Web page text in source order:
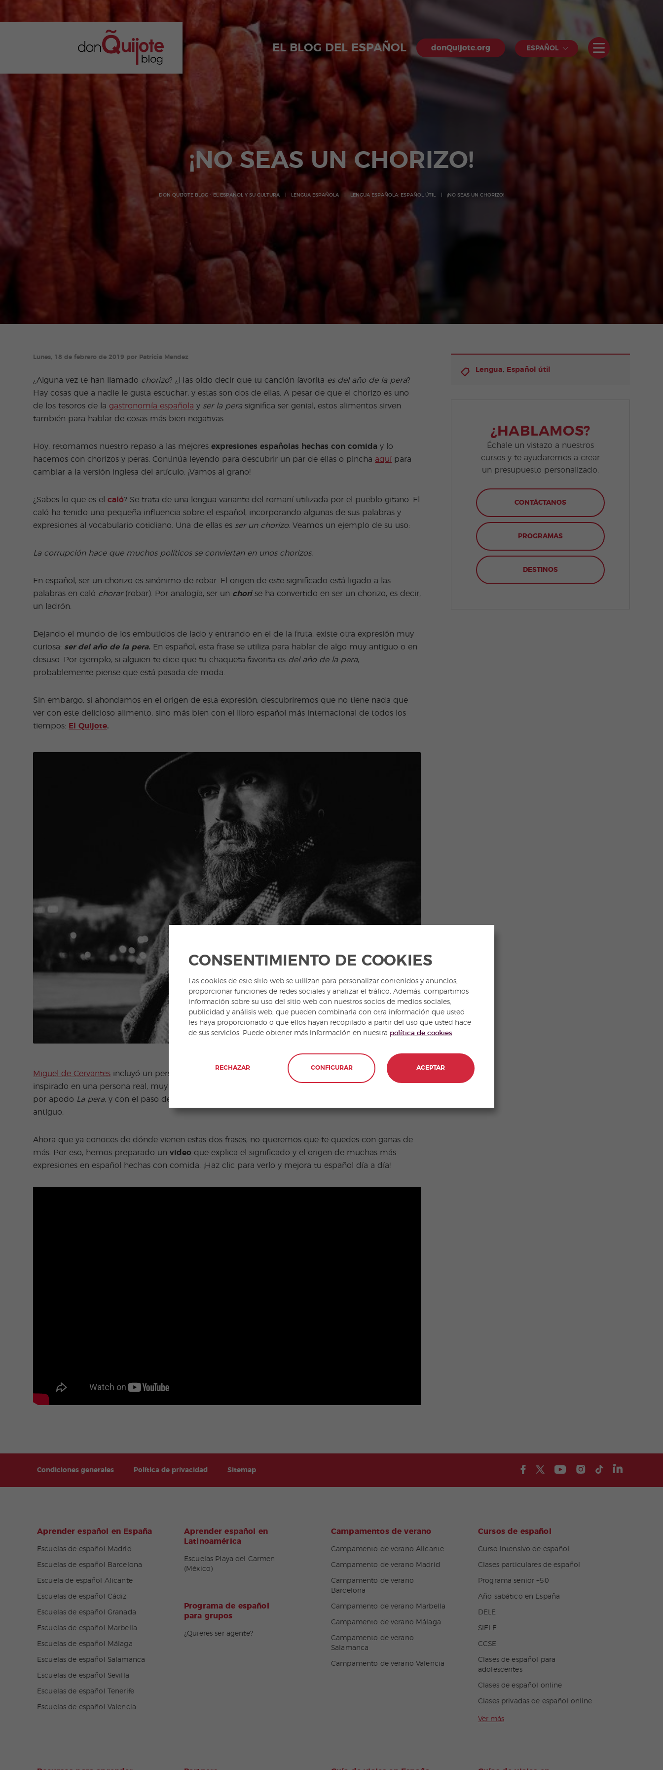
EL BLOG DEL ESPAÑOL donQuijote.org ESPAÑOL
¡NO SEAS UN CHORIZO!
DON QUIJOTE BLOG - EL ESPAÑOL Y SU CULTURA LENGUA ESPAÑOLA LENGUA ESPAÑOLA: ESPAÑOL ÚTIL ¡NO SEAS UN CHORIZO!
Lunes, 18 de febrero de 2019 por Patricia Mendez
¿Alguna vez te han llamado chorizo? ¿Has oído decir que tu canción favorita es del año de la pera?
Hay cosas que a nadie le gusta escuchar, y estas son dos de ellas. A pesar de que el chorizo es uno
de los tesoros de lagastronomía española y ser la perasignifica ser genial, estos alimentos sirven
también para hablar de cosas más bien negativas.
Hoy, retomamos nuestro repaso a las mejoresexpresiones españolas hechas con comida y lo
hacemos con chorizos y peras. Continúa leyendo para descubrir un par de ellas o pincha aquí para
cambiar a la versión inglesa del artículo. ¡Vamos al grano!
¿Sabes lo que es elcaló? Se trata de una lengua variante del romaní utilizada por el pueblo gitano. El
caló ha tenido una pequeña influencia sobre el español, incorporando algunas de sus palabras y
expresiones al vocabulario cotidiano. Una de ellas es ser un chorizo . Veamos un ejemplo de su uso:
La corrupción hace que muchos políticos se conviertan en unos chorizos.
En español, ser un chorizo es sinónimo de robar. El origen de este significado está ligado a las
palabras en caló chorar (robar). Por analogía, ser un chorise ha convertido en ser un chorizo, es decir,
un ladrón.
Dejando el mundo de los embutidos de lado y entrando en el de la fruta, existe otra expresión muy
curiosa: ser del año de la pera. En español, esta frase se utiliza para hablar de algo muy antiguo o en
desuso. Por ejemplo, si alguien te dice que tu chaqueta favorita es del año de la pera,
probablemente piense que está pasada de moda.
Sin embargo, si ahondamos en el origen de esta expresión, descubriremos que no tiene nada que
ver con este delicioso alimento, sino más bien con el libro español más internacional de todos los
tiempos: El Quijote.
Miguel de Cervantes incluyó un personaje en su libro llamado Roque Guinart
. Este bandolero está
inspirado en una persona real, muy popular en el siglo XVI: Perot Roca Guinarda. Este bandido tenía
por apodo La pera, y con el paso del tiempo su nombre se emplearía como sinónimo de algo
antiguo.
Ahora que ya conoces de dónde vienen estas dos frases, no queremos que te quedes con ganas de
más. Por eso, hemos preparado unvideo que explica el significado y el origen de muchas más
expresiones en español hechas con comida. ¡Haz clic para verlo y mejora tu español día a día!
Lengua, Español útil
¿HABLAMOS?
Échale un vistazo a nuestros
cursos y te ayudaremos a crear
un presupuesto personalizado.
CONTÁCTANOS
PROGRAMAS
DESTINOS
Condiciones generales Política de privacidad Sitemap
Aprender español en España
Escuelas de español Madrid
Escuelas de español Barcelona
Escuela de español Alicante
Escuelas de español Cádiz
Escuelas de español Granada
Escuelas de español Marbella
Escuelas de español Málaga
Escuelas de español Salamanca
Escuelas de español Sevilla
Escuelas de español Tenerife
Escuelas de español Valencia
Aprender español en
Latinoamérica
Escuelas Playa del Carmen
(México)
Programa de español
para grupos
¿Quieres ser agente?
Campamentos de verano
Campamento de verano Alicante
Campamento de verano Madrid
Campamento de verano
Barcelona
Campamento de verano Marbella
Campamento de verano Málaga
Campamento de verano
Salamanca
Campamento de verano Valencia
Cursos de español
Curso intensivo de español
Clases particulares de español
Programa senior +50
Año sabático en España
DELE
SIELE
CCSE
Clases de español para
adolescentes
Clases de español online
Clases privadas de español online
Ver más
CONSENTIMIENTO DE COOKIES
Las cookies de este sitio web se utilizan para personalizar contenidos y anuncios,
proporcionar funciones de redes sociales y analizar el tráfico. Además, compartimos
información sobre su uso del sitio web con nuestros socios de medios sociales,
publicidad y análisis web, que pueden combinarla con otra información que usted
les haya proporcionado o que ellos hayan recopilado a partir del uso que usted hace
de sus servicios. Puede obtener más información en nuestra política de cookies
RECHAZAR CONFIGURAR ACEPTAR